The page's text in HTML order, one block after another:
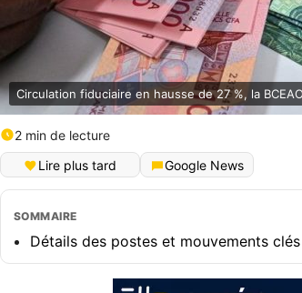
Circulation fiduciaire en hausse de 27 %, la
2 min de lecture
Lire plus tard
Google News
SOMMAIRE
Détails des postes et mouvements clés